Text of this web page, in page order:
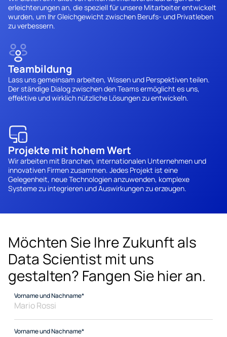
erleichterungen an, die speziell für unsere Mitarbeiter entwickelt
wurden, um Ihr Gleichgewicht zwischen Berufs- und Privatleben
zu verbessern.
Teambildung
Lass uns gemeinsam arbeiten, Wissen und Perspektiven teilen.
Der ständige Dialog zwischen den Teams ermöglicht es uns,
effektive und wirklich nützliche Lösungen zu entwickeln.
Projekte mit hohem Wert
Wir arbeiten mit Branchen, internationalen Unternehmen und
innovativen Firmen zusammen. Jedes Projekt ist eine
Gelegenheit, neue Technologien anzuwenden, komplexe
Systeme zu integrieren und Auswirkungen zu erzeugen.
Möchten Sie Ihre Zukunft als
Data Scientist mit uns
gestalten? Fangen Sie hier an.
Vorname und Nachname*
Vorname und Nachname*